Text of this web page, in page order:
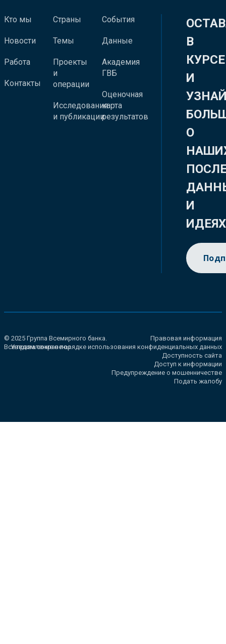
Кто мы
Новости
Работа
Контакты
Страны
Темы
Проекты
и
операции
Исследования
и публикации
События
Данные
Академия
ГВБ
Оценочная
карта
результатов
В
КУРСЕ
И
О
И
ИДЕЯХ
© 2025 Группа Всемирного банка.
Все права сохранены.
Правовая информация
Уведомление о порядке использования конфиденциальных данных
Доступность сайта
Доступ к информации
Предупреждение о мошенничестве
Подать жалобу